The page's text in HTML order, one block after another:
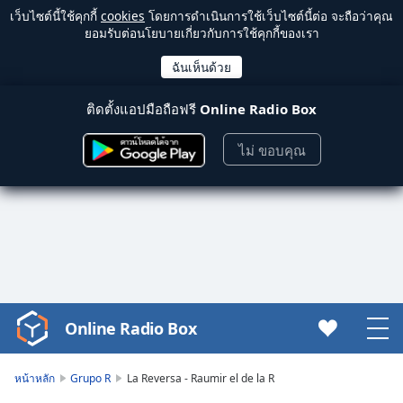
เว็บไซต์นี้ใช้คุกกี้ cookies โดยการดำเนินการใช้เว็บไซต์นี้ต่อ จะถือว่าคุณ
ยอมรับต่อนโยบายเกี่ยวกับการใช้คุกกี้ของเรา
ติดตั้งแอปมือถือฟรี Online Radio Box
ไม่ ขอบคุณ
Video
Player
Online Radio Box
หน้าหลัก Grupo R La Reversa - Raumir el de la R